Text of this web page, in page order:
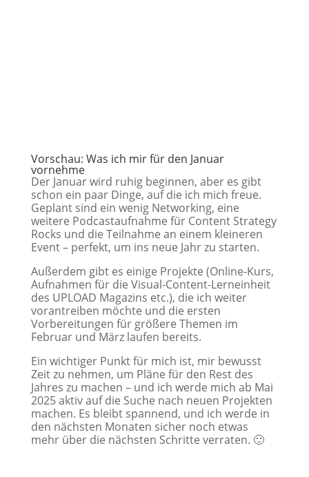
Vorschau: Was ich mir für den Januar
vornehme
Der Januar wird ruhig beginnen, aber es gibt
schon ein paar Dinge, auf die ich mich freue.
Geplant sind ein wenig Networking, eine
weitere Podcastaufnahme für Content Strategy
Rocks und die Teilnahme an einem kleineren
Event – perfekt, um ins neue Jahr zu starten.
Außerdem gibt es einige Projekte (Online-Kurs,
Aufnahmen für die Visual-Content-Lerneinheit
des UPLOAD Magazins etc.), die ich weiter
vorantreiben möchte und die ersten
Vorbereitungen für größere Themen im
Februar und März laufen bereits.
Ein wichtiger Punkt für mich ist, mir bewusst
Zeit zu nehmen, um Pläne für den Rest des
Jahres zu machen – und ich werde mich ab Mai
2025 aktiv auf die Suche nach neuen Projekten
machen. Es bleibt spannend, und ich werde in
den nächsten Monaten sicher noch etwas
mehr über die nächsten Schritte verraten. 🙂